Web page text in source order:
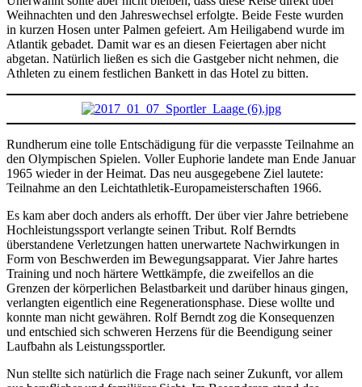
Weihnachten und den Jahreswechsel erfolgte. Beide Feste wurden
in kurzen Hosen unter Palmen gefeiert. Am Heiligabend wurde im
Atlantik gebadet. Damit war es an diesen Feiertagen aber nicht
abgetan. Natürlich ließen es sich die Gastgeber nicht nehmen, die
Athleten zu einem festlichen Bankett in das Hotel zu bitten.
Rundherum eine tolle Entschädigung für die verpasste Teilnahme an
den Olympischen Spielen. Voller Euphorie landete man Ende Januar
1965 wieder in der Heimat. Das neu ausgegebene Ziel lautete:
Teilnahme an den Leichtathletik-Europameisterschaften 1966.
Es kam aber doch anders als erhofft. Der über vier Jahre betriebene
Hochleistungssport verlangte seinen Tribut. Rolf Berndts
überstandene Verletzungen hatten unerwartete Nachwirkungen in
Form von Beschwerden im Bewegungsapparat. Vier Jahre hartes
Training und noch härtere Wettkämpfe, die zweifellos an die
Grenzen der körperlichen Belastbarkeit und darüber hinaus gingen,
verlangten eigentlich eine Regenerationsphase. Diese wollte und
konnte man nicht gewähren. Rolf Berndt zog die Konsequenzen
und entschied sich schweren Herzens für die Beendigung seiner
Laufbahn als Leistungssportler.
Nun stellte sich natürlich die Frage nach seiner Zukunft, vor allem